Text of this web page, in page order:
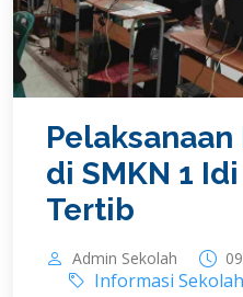
Pelaksanaan
di SMKN 1
Tertib
Admin Sekolah
Informasi Sekolah